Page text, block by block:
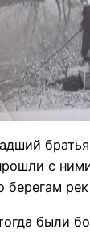
с
берегам
были